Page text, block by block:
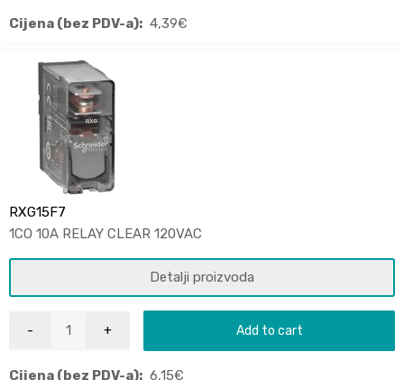
Cijena (bez PDV-a): 4,39€
RXG15F7
1CO 10A RELAY CLEAR 120VAC
Detalji proizvoda
Add to cart
Cijena (bez PDV-a): 6,15€